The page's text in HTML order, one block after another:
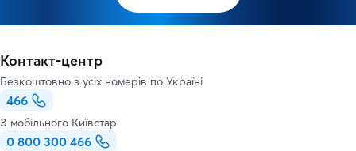
Контакт-центр
Безкоштовно з усіх номерів по Україні
466
З мобільного Київстар
0 800 300 466